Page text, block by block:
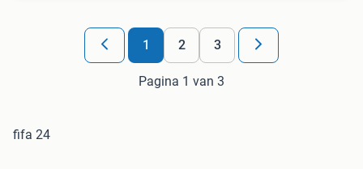
1 2 3
Pagina 1 van 3
fifa 24